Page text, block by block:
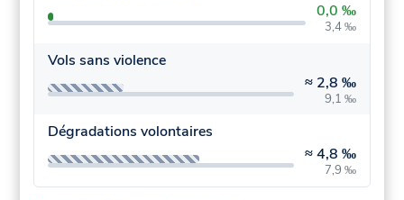
0,0 ‰
3,4 ‰
Vols sans violence
≈ 2,8 ‰
9,1 ‰
Dégradations volontaires
≈4,8 ‰
7,9 ‰